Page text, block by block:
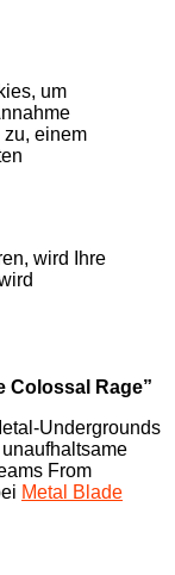
um
zu, einem
wird Ihre
Colossal Rage”
Undergrounds
From
Metal Blade